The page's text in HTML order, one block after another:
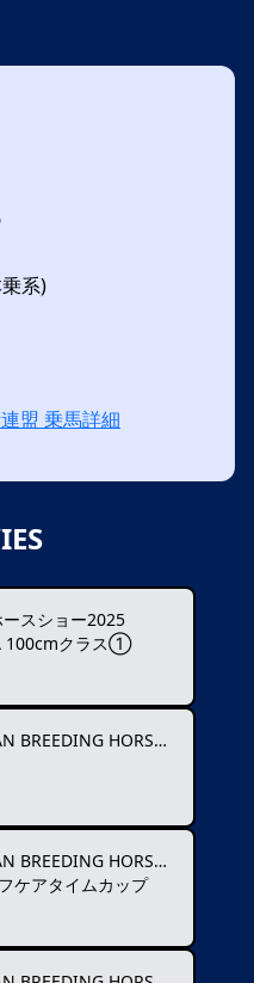
系)
盟 乗馬詳細
スショー2025
100cmクラス①
HORSE SHOW
HORSE SHOW
ケアタイムカップ